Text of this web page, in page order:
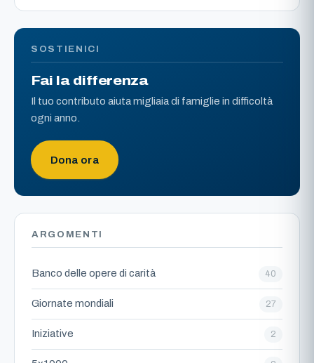
SOSTIENICI
Fai la differenza
Il tuo contributo aiuta migliaia di famiglie in difficoltà
ogni anno.
Dona ora
ARGOMENTI
Banco delle opere di carità 40
Giornate mondiali 27
Iniziative 2